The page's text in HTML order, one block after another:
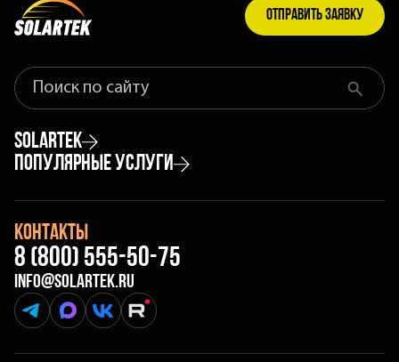
Отправить заявку
Что
найти
на
сайте
Найти
Solartek
Портфолио
Отзывы
Блог
Популярные услуги
Тонировка авто
Атермальная тонировка автомобиля
Брендирование авто
Контакты
8 (800) 555-50-75
info@solartek.ru
Telegram
MAX Vk rutube